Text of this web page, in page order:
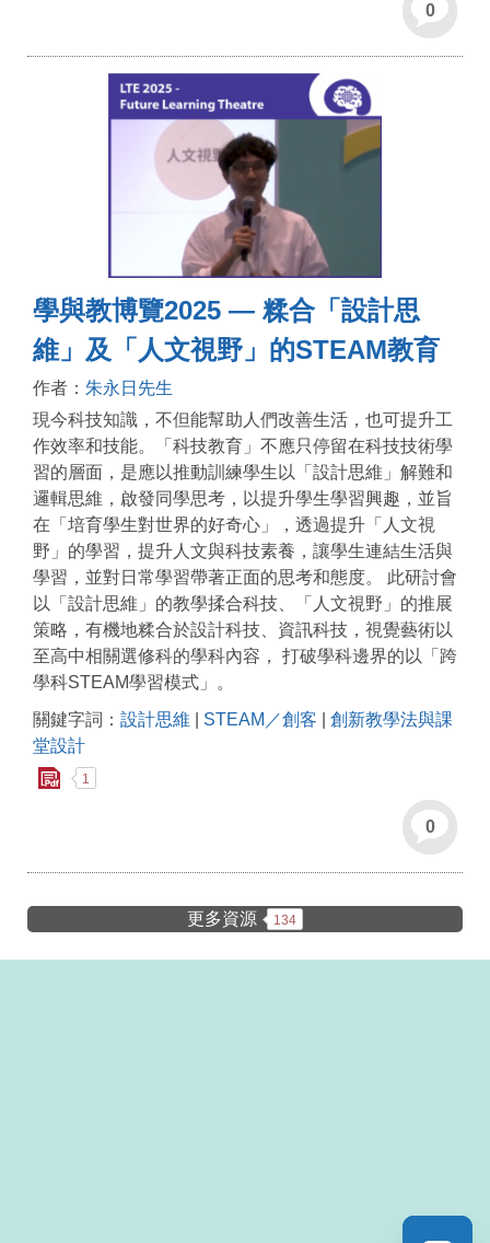
0
學與教博覽2025 — 糅合「設計思
維」及「人文視野」的STEAM教育
作者： 朱永日先生
現今科技知識，不但能幫助人們改善生活，也可提升工
作效率和技能。「科技教育」不應只停留在科技技術學
習的層面，是應以推動訓練學生以「設計思維」解難和
邏輯思維，啟發同學思考，以提升學生學習興趣，並旨
在「培育學生對世界的好奇心」，透過提升「人文視
野」的學習，提升人文與科技素養，讓學生連結生活與
學習，並對日常學習帶著正面的思考和態度。 此研討會
以「設計思維」的教學揉合科技、「人文視野」的推展
策略，有機地糅合於設計科技、資訊科技，視覺藝術以
至高中相關選修科的學科內容， 打破學科邊界的以「跨
學科STEAM學習模式」。
關鍵字詞： 設計思維 STEAM／創客
創新教學法與課
堂設計
1
0
更多資源 134